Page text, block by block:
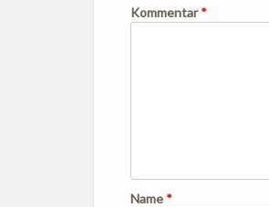
Kommentar*
Name *